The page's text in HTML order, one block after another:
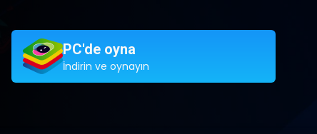
PC'de oyna
İndirin ve oynayın